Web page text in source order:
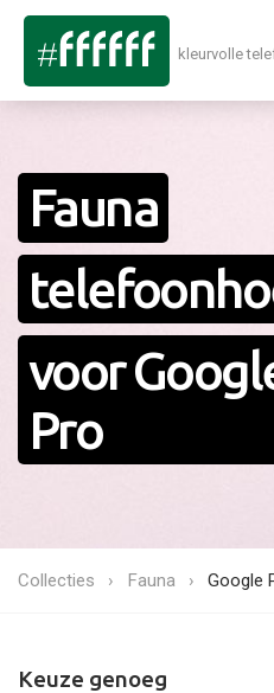
kleurvolle
Fauna
voor
Pro
Collecties Fauna Google
Keuze genoeg